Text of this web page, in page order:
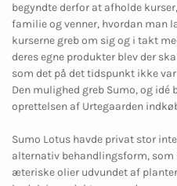
begyndte derfor at afholde
familie og venner, hvordan man
kurserne greb om sig og i takt
deres egne produkter blev der
som det på det tidspunkt ikke
Den mulighed greb Sumo, og idé
oprettelsen af Urtegaarden
Sumo Lotus havde privat stor
alternativ behandlingsform,
æteriske olier udvundet af